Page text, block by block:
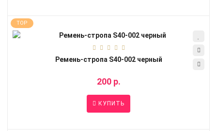
TOP
Ремень-стропа S40-002 черный
200 р.
КУПИТЬ